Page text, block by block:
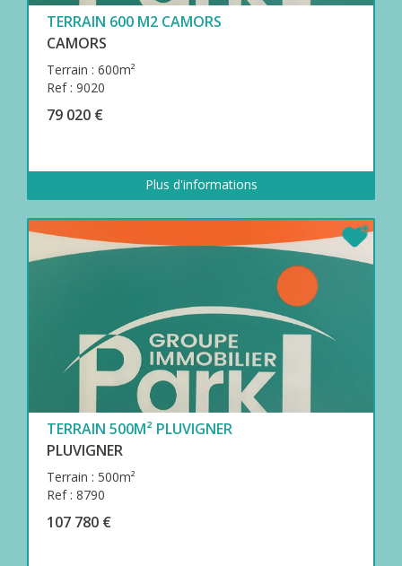
TERRAIN 600 M2 CAMORS
CAMORS
Terrain : 600m²
Ref : 9020
79 020 €
Plus d'informations
TERRAIN 500M² PLUVIGNER
PLUVIGNER
Terrain : 500m²
Ref : 8790
107 780 €